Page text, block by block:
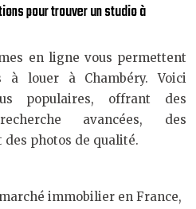
pour trouver un studio à
en ligne vous permettent
à louer à Chambéry. Voici
populaires, offrant des
avancées, des
photos de qualité.
immobilier en France,